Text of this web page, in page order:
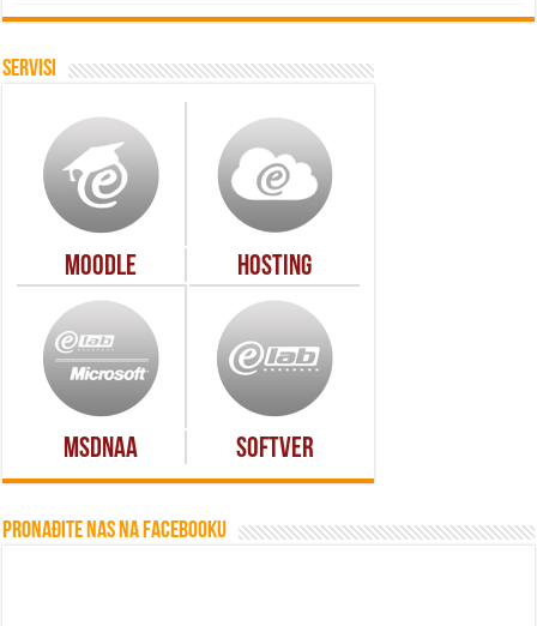
Servisi
Moodle Hosting
MSDNAA Softver
Pronađite nas na Facebooku